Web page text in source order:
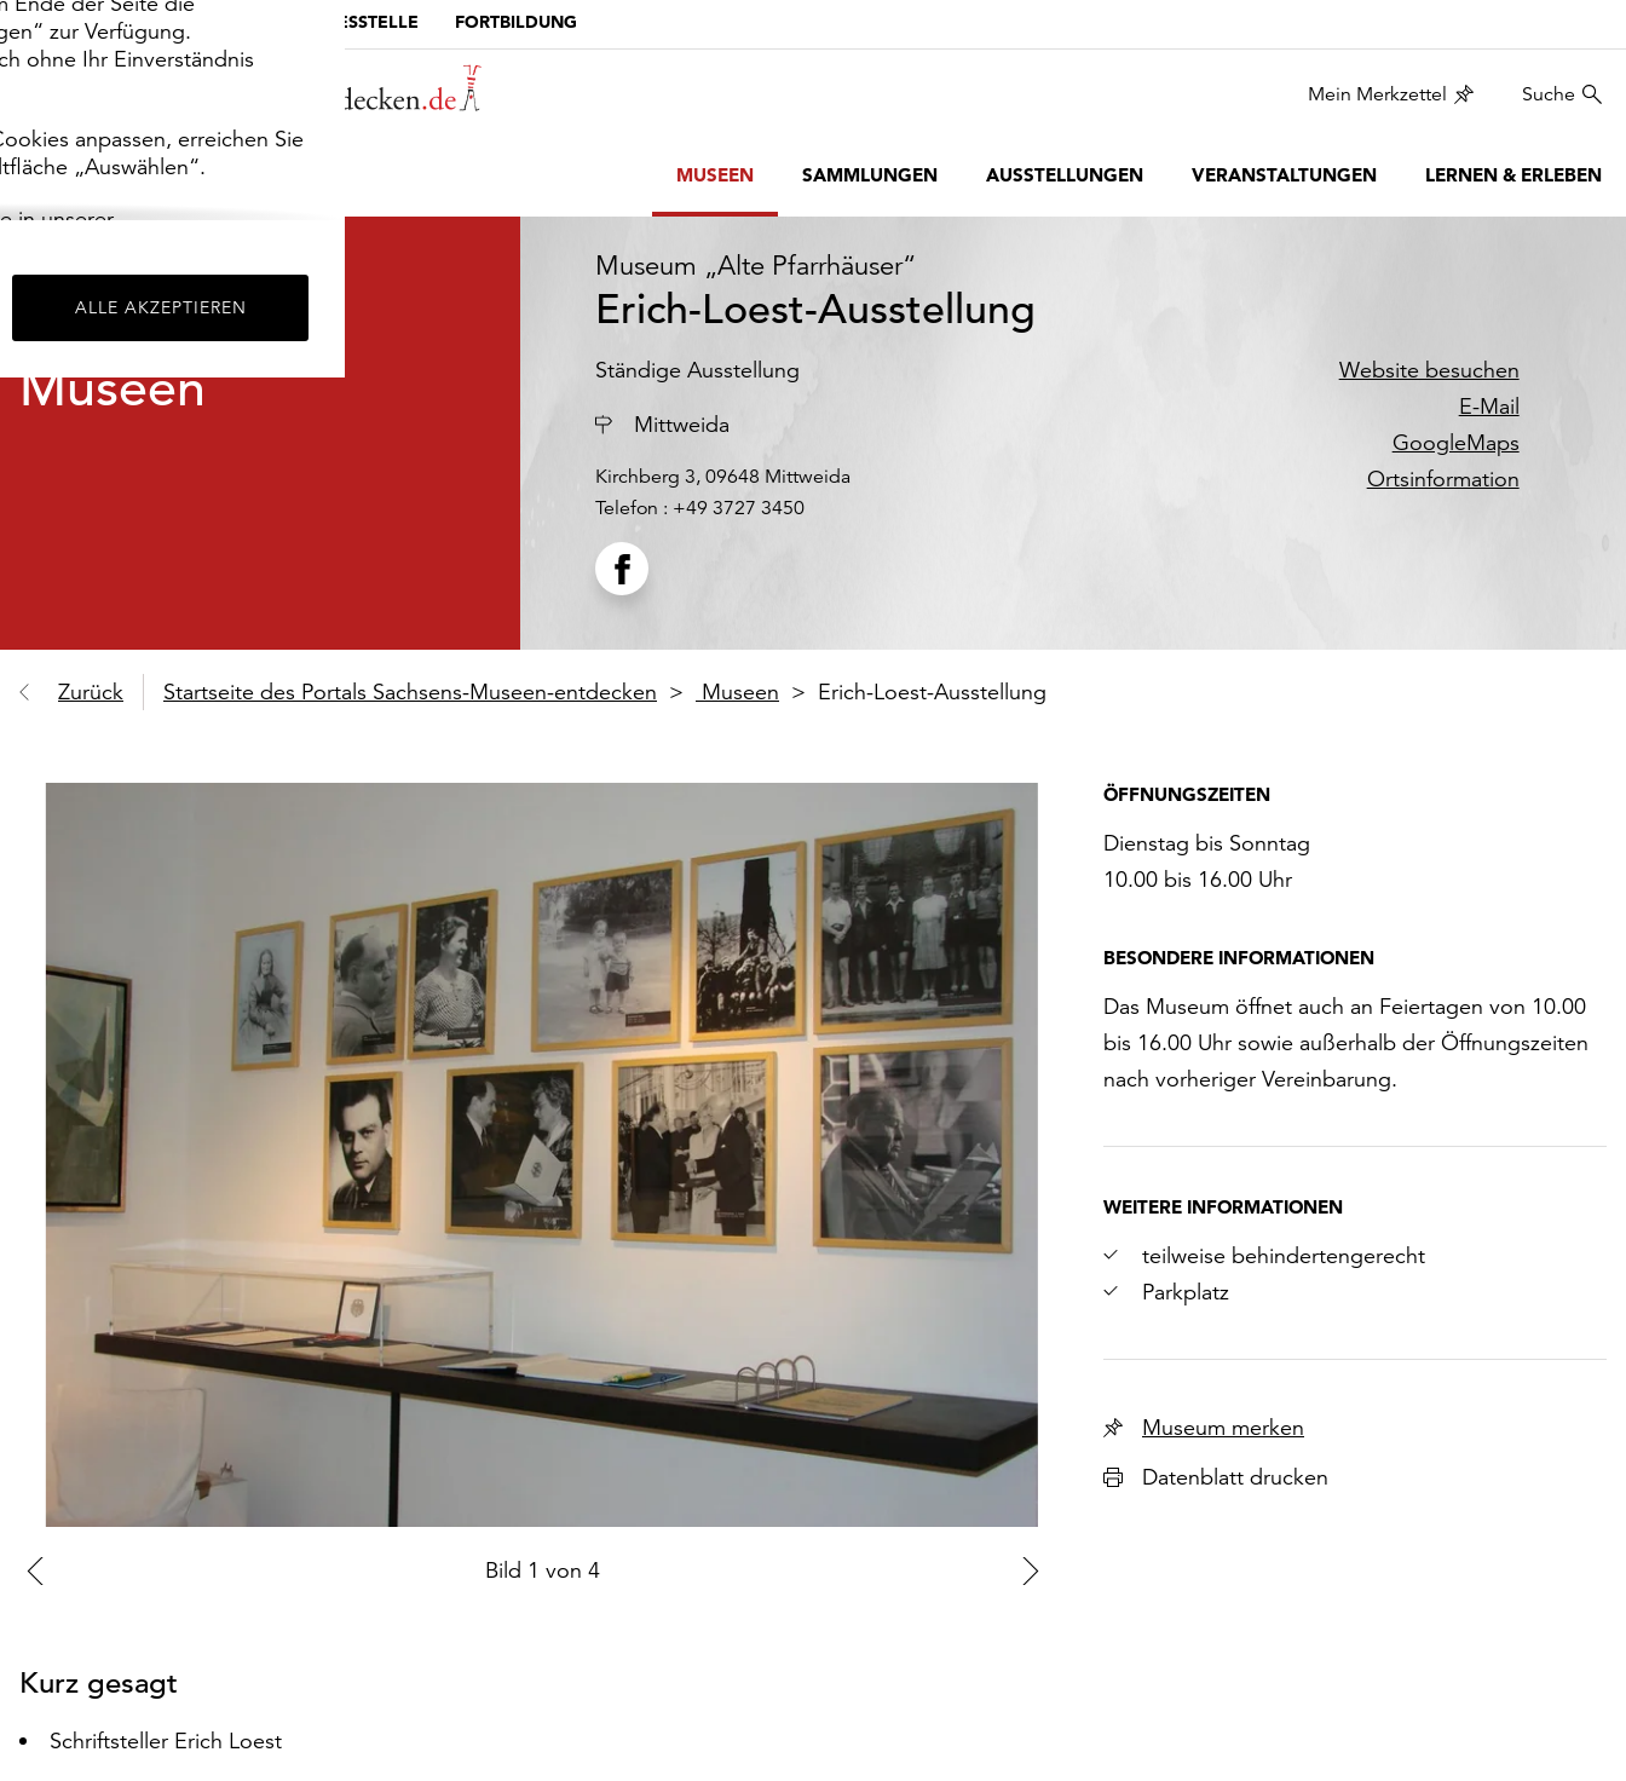
zur Verfügung.
ohne Ihr Einverständnis
anpassen, erreichen Sie
„Auswählen“.
in unserer
ALLE AKZEPTIEREN
MUSEUMSPORTAL DIE LANDESSTELLE FORTBILDUNG
Mein Merkzettel Suche
MUSEEN SAMMLUNGEN AUSSTELLUNGEN VERANSTALTUNGEN LERNEN & ERLEBEN
Museen
Museum „Alte Pfarrhäuser“
Erich-Loest-Ausstellung
Ständige Ausstellung
Ort
Mittweida
Kirchberg 3, 09648 Mittweida
Telefon : +49 3727 3450
Website besuchen
E-Mail
GoogleMaps
Ortsinformation
Zurück Startseite des Portals Sachsens-Museen-entdecken Museen Erich-Loest-Ausstellung
Bild 1 von 4
Kurz gesagt
Schriftsteller Erich Loest
ÖFFNUNGSZEITEN
Dienstag bis Sonntag
10.00 bis 16.00 Uhr
BESONDERE INFORMATIONEN
Das Museum öffnet auch an Feiertagen von 10.00
bis 16.00 Uhr sowie außerhalb der Öffnungszeiten
nach vorheriger Vereinbarung.
WEITERE INFORMATIONEN
teilweise behindertengerecht
Parkplatz
Museum merken
Datenblatt drucken